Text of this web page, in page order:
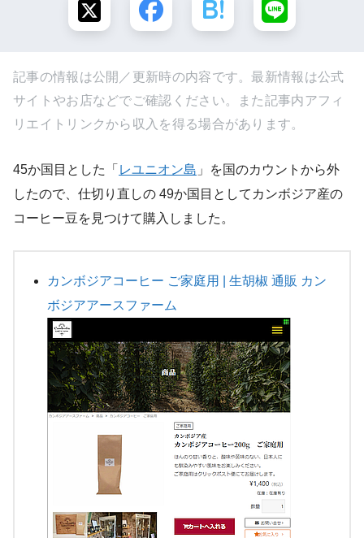
記事の情報は公開／更新時の内容です。最新情報は公式
サイトやお店などでご確認ください。また記事内アフィ
リエイトリンクから収入を得る場合があります。
45か国目とした「 レユニオン島 」を国のカウントから外
したので、仕切り直しの 49か国目としてカンボジア産の
コーヒー豆を見つけて購入しました。
カンボジアコーヒー ご家庭用 | 生胡椒 通販 カン
ボジアアースファーム